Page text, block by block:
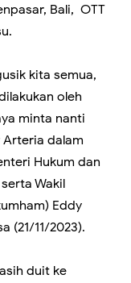
Bali, OTT
kita semua,
oleh
minta nanti
Arteria dalam
Hukum dan
Wakil
Eddy
(21/11/2023).
duit ke